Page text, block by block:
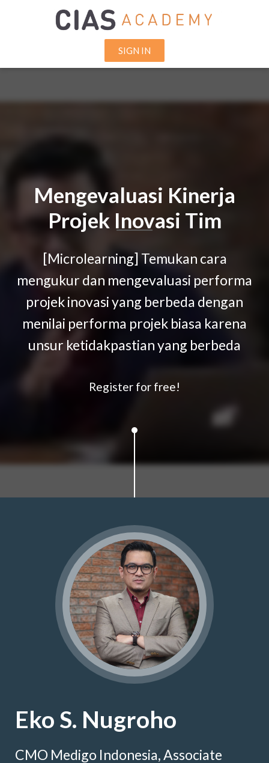
SIGN IN
Mengevaluasi Kinerja
Projek Inovasi Tim
[Microlearning] Temukan cara
mengukur dan mengevaluasi performa
projek inovasi yang berbeda dengan
menilai performa projek biasa karena
unsur ketidakpastian yang berbeda
Register for free!
Eko S. Nugroho
CMO Medigo Indonesia, Associate